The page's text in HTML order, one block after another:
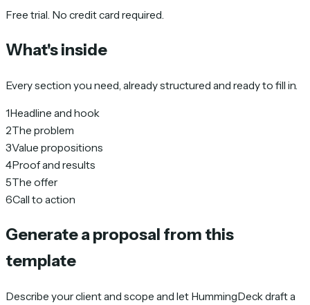
Free trial. No credit card required.
What's inside
Every section you need, already structured and ready to fill in.
1Headline and hook
2The problem
3Value propositions
4Proof and results
5The offer
6Call to action
Generate a proposal from this
template
Describe your client and scope and let HummingDeck draft a